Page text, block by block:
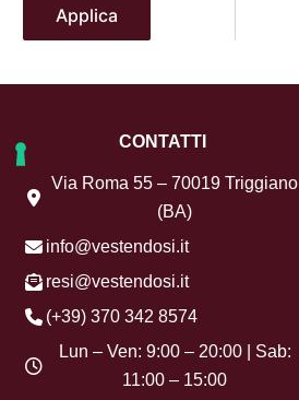
Applica
CONTATTI
Via Roma 55 – 70019 Triggiano
(BA)
info@vestendosi.it
resi@vestendosi.it
(+39) 370 342 8574
Lun – Ven: 9:00 – 20:00 | Sab:
11:00 – 15:00